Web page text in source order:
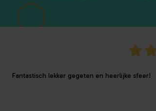
Fantastisch lekker gegeten en heerlijke sfeer!